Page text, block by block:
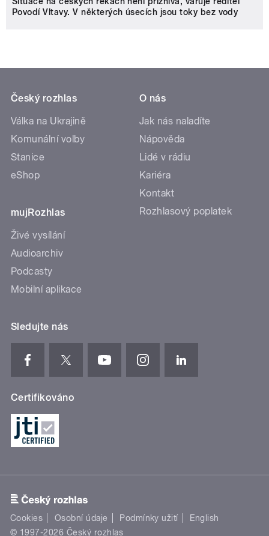
Povodí Vltavy. V některých úsecích jsou toky bez vody
Český rozhlas
Válka na Ukrajině
Komunální volby
Stanice
eShop
mujRozhlas
Živé vysílání
Audioarchiv
Podcasty
Mobilní aplikace
O nás
Jak nás naladíte
Nápověda
Lidé v rádiu
Kariéra
Kontakt
Rozhlasový poplatek
Sledujte nás
Certifikováno
Cookies Osobní údaje Podmínky užití
English
© 1997-2026 Český rozhlas